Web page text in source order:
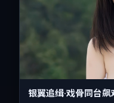
银翼追缉·戏骨同台飙